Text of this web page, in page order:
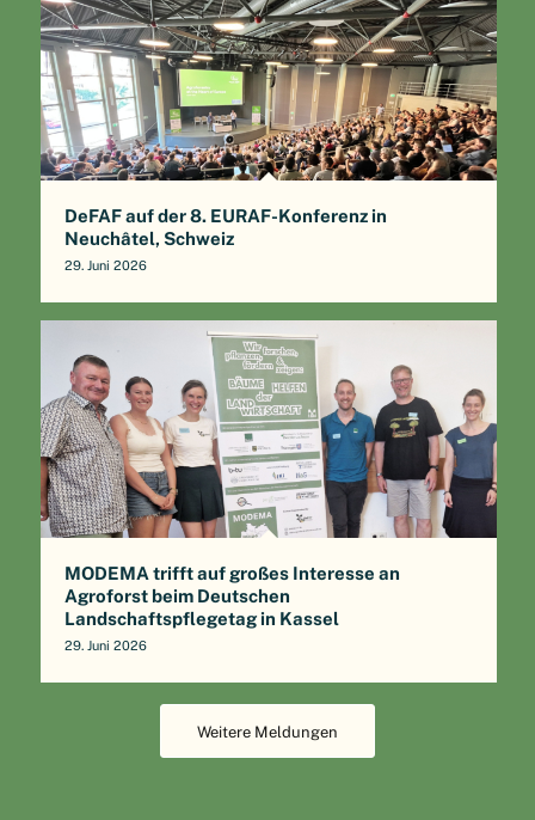
DeFAF auf der 8. EURAF-Konferenz in
Neuchâtel, Schweiz
29. Juni 2026
MODEMA trifft auf großes Interesse an
Agroforst beim Deutschen
Landschaftspflegetag in Kassel
29. Juni 2026
Weitere Meldungen